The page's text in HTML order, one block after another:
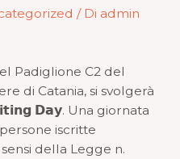
/ Di admin
Padiglione C2 del
di Catania, si svolgerà
𝗗𝗮𝘆. Una giornata
iscritte
della Legge n.